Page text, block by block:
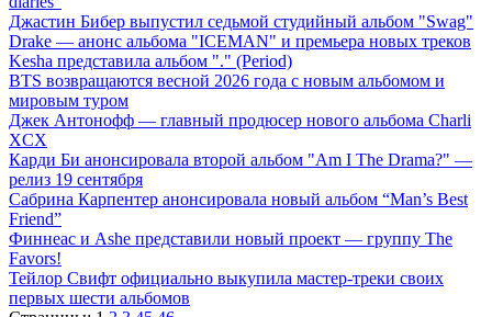
Джастин Бибер выпустил седьмой студийный альбом "Swag"
Drake — анонс альбома "ICEMAN" и премьера новых треков
Kesha представила альбом "." (Period)
BTS возвращаются весной 2026 года с новым альбомом и
мировым туром
Джек Антонофф — главный продюсер нового альбома Charli
XCX
Карди Би анонсировала второй альбом "Am I The Drama?" —
релиз 19 сентября
Сабрина Карпентер анонсировала новый альбом “Man’s Best
Friend”
Финнеас и Ashe представили новый проект — группу The
Favors!
Тейлор Свифт официально выкупила мастер-треки своих
первых шести альбомов